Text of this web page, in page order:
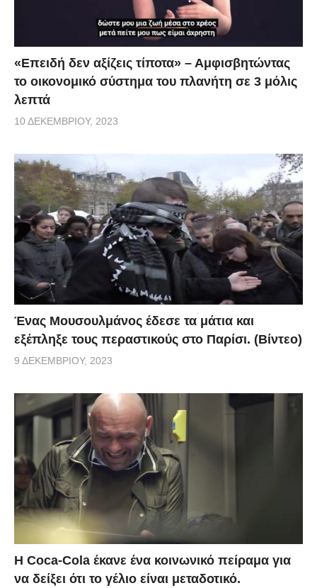
«Επειδή δεν αξίζεις τίποτα» – Αμφισβητώντας
το οικονομικό σύστημα του πλανήτη σε 3 μόλις
λεπτά
10 ΔΕΚΕΜΒΡΊΟΥ, 2023
Ένας Μουσουλμάνος έδεσε τα μάτια και
εξέπληξε τους περαστικούς στο Παρίσι. (Βίντεο)
9 ΔΕΚΕΜΒΡΊΟΥ, 2023
Η Coca-Cola έκανε ένα κοινωνικό πείραμα για
να δείξει ότι το γέλιο είναι μεταδοτικό.